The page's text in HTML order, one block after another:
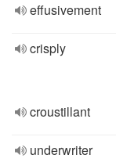
effusivement
crisply
croustillant
underwriter